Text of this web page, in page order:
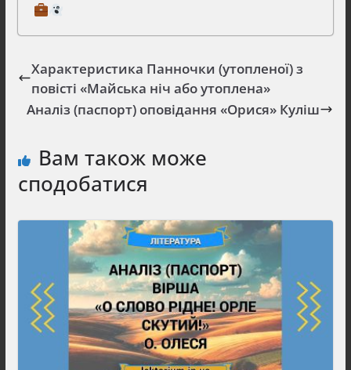
Характеристика Панночки (утопленої) з
повісті «Майська ніч або утоплена»
Аналіз (паспорт) оповідання «Орися» Куліш
Вам також може
сподобатися